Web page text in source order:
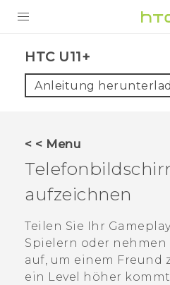
VIVE
VIVERSE
UNTERSTÜTZUNG
HTC-Geräte und Zubehör
Anmelden
HTC U11+‎
Anleitung
< < Menu
aufzeichnen
Teilen Sie Ihr
Spielern oder
auf, um einem Freund
ein Level höher